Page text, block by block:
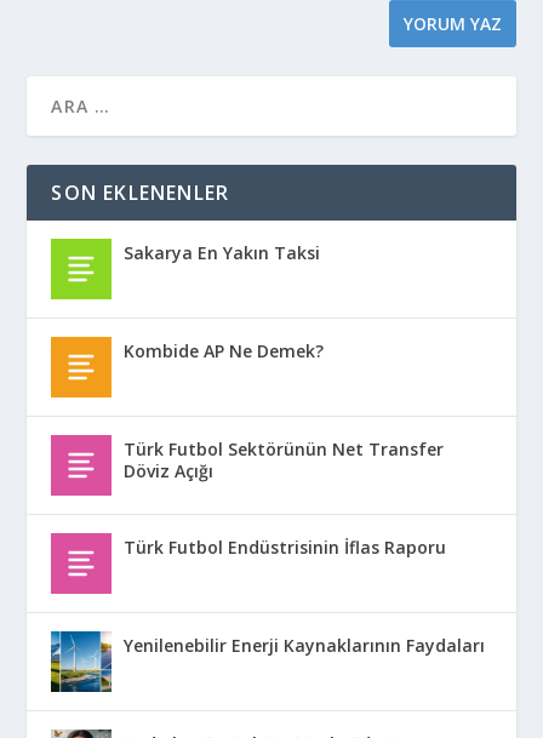
SON EKLENENLER
Sakarya En Yakın Taksi
Kombide AP Ne Demek?
Türk Futbol Sektörünün Net Transfer
Döviz Açığı
Türk Futbol Endüstrisinin İflas Raporu
Yenilenebilir Enerji Kaynaklarının Faydaları